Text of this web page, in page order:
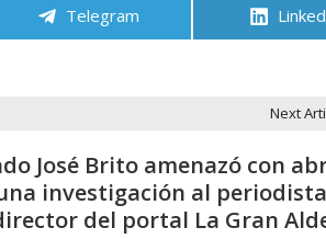
Compartir
Telegram
Next
José Brito amenazó con
investigación al
del portal La Gran